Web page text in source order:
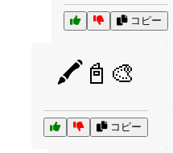
コピー
🖍️📓🎨
コピー